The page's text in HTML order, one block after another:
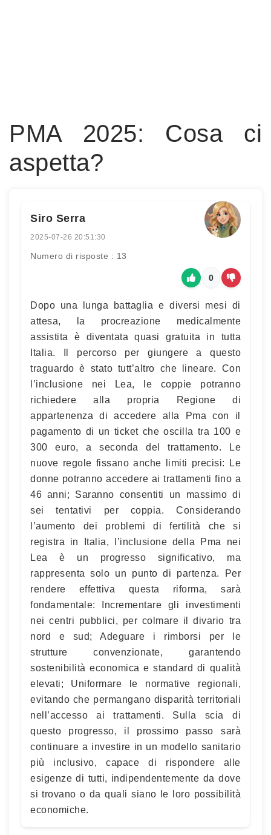
PMA 2025: Cosa ci
aspetta?
Siro Serra
2025-07-26 20:51:30
Numero di risposte : 13
0
Dopo una lunga battaglia e diversi mesi di
attesa, la procreazione medicalmente
assistita è diventata quasi gratuita in tutta
Italia. Il percorso per giungere a questo
traguardo è stato tutt’altro che lineare. Con
l’inclusione nei Lea, le coppie potranno
richiedere alla propria Regione di
appartenenza di accedere alla Pma con il
pagamento di un ticket che oscilla tra 100 e
300 euro, a seconda del trattamento. Le
nuove regole fissano anche limiti precisi: Le
donne potranno accedere ai trattamenti fino a
46 anni; Saranno consentiti un massimo di
sei tentativi per coppia. Considerando
l’aumento dei problemi di fertilità che si
registra in Italia, l’inclusione della Pma nei
Lea è un progresso significativo, ma
rappresenta solo un punto di partenza. Per
rendere effettiva questa riforma, sarà
fondamentale: Incrementare gli investimenti
nei centri pubblici, per colmare il divario tra
nord e sud; Adeguare i rimborsi per le
strutture convenzionate, garantendo
sostenibilità economica e standard di qualità
elevati; Uniformare le normative regionali,
evitando che permangano disparità territoriali
nell’accesso ai trattamenti. Sulla scia di
questo progresso, il prossimo passo sarà
continuare a investire in un modello sanitario
più inclusivo, capace di rispondere alle
esigenze di tutti, indipendentemente da dove
si trovano o da quali siano le loro possibilità
economiche.